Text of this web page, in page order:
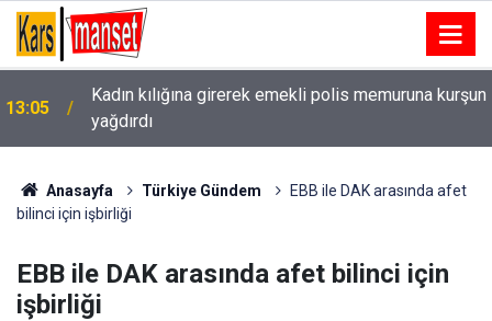
13:05
Kadın kılığına girerek emekli polis memuruna kurşun
yağdırdı
13:04
Vali Işın’dan 9 yıl sonra karşılaştığı eski askere: "O
duayı yeniden et"
Anasayfa Türkiye Gündem
EBB ile DAK arasında afet
bilinci için işbirliği
EBB ile DAK arasında afet bilinci için
işbirliği